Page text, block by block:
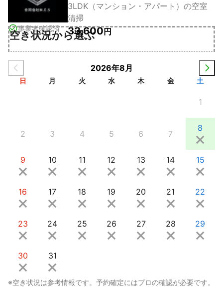
事業者確認済
3LDK（マンション・アパート）の空室
清掃
33,600円
空き状況から選ぶ
2026年8月
日 月 火 水 木 金 土
1
2 3 4 5 6 7
8
9 10 11 12 13 14 15
16 17 18 19 20 21 22
23 24 25 26 27 28 29
30 31
※空き状況は参考情報です。予約確定にはプロの確認が必要です。